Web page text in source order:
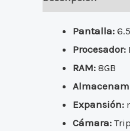
Pantalla:
Procesador:
RAM: 8GB
Expansión:
Cámara: